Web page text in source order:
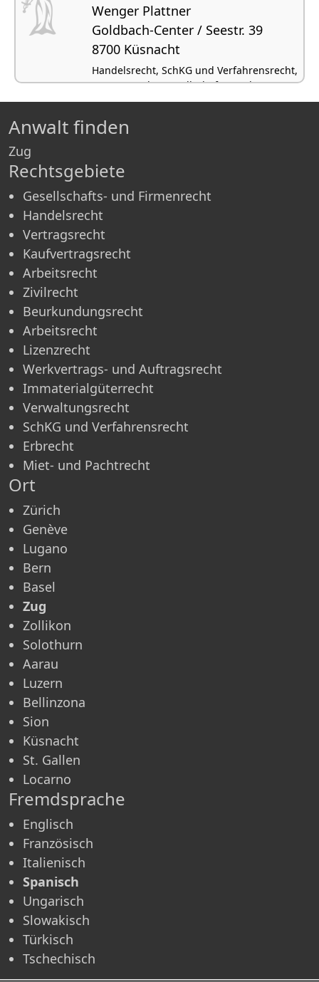
Wenger Plattner
Goldbach-Center / Seestr. 39
8700 Küsnacht
Handelsrecht, SchKG und Verfahrensrecht,
Vertragsrecht, Gesellschafts- und
Firmenrecht, Arbeitsrecht
Anwalt finden
Zug
Rechtsgebiete
Gesellschafts- und Firmenrecht
Handelsrecht
Vertragsrecht
Kaufvertragsrecht
Arbeitsrecht
Zivilrecht
Beurkundungsrecht
Arbeitsrecht
Lizenzrecht
Werkvertrags- und Auftragsrecht
Immaterialgüterrecht
Verwaltungsrecht
SchKG und Verfahrensrecht
Erbrecht
Miet- und Pachtrecht
Ort
Zürich
Genève
Lugano
Bern
Basel
Zug
Zollikon
Solothurn
Aarau
Luzern
Bellinzona
Sion
Küsnacht
St. Gallen
Locarno
Fremdsprache
Englisch
Französisch
Italienisch
Spanisch
Ungarisch
Slowakisch
Türkisch
Tschechisch